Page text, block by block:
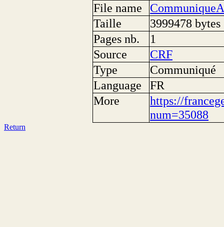
File name
Taille
3999478 bytes
Pages nb.
1
Source
CRF
Type
Communiqué
Language
FR
More
https://
num=35088
Return